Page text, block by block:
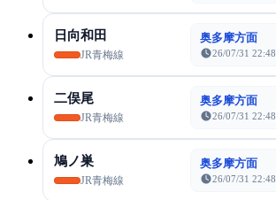
日向和田
JR青梅線
奥多摩方面
26/07/31 22:48
二俣尾
JR青梅線
奥多摩方面
26/07/31 22:48
鳩ノ巣
JR青梅線
奥多摩方面
26/07/31 22:48